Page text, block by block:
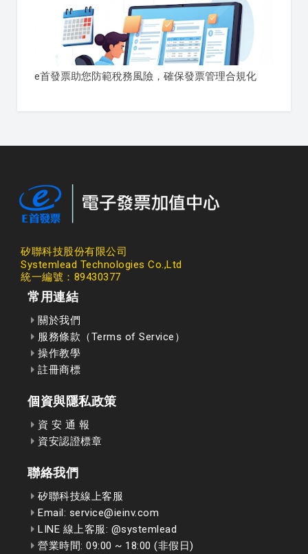
e首發票助您防範稅務風險，確保發票管理合規化
矽聯科技股份有限公司
Systemlead Technologies Co.,Ltd
統一編號：89430377
常用連結
關於我們
服務條款（Terms of Service）
操作教學
註冊商標
個資與隱私政策
資 安 通 報
資安認證標章
聯絡我們
矽聯科技線上客服
Email: service@ieinv.com
LINE 線上客服: @systemlead
營業時間: 09:00 ~ 18:00 (非假日)